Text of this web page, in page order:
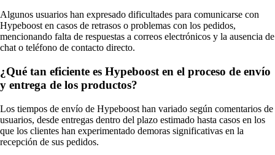
Algunos usuarios han expresado dificultades para comunicarse con
Hypeboost en casos de retrasos o problemas con los pedidos,
mencionando falta de respuestas a correos electrónicos y la ausencia de
chat o teléfono de contacto directo.
¿Qué tan eficiente es Hypeboost en el proceso de envío
y entrega de los productos?
Los tiempos de envío de Hypeboost han variado según comentarios de
usuarios, desde entregas dentro del plazo estimado hasta casos en los
que los clientes han experimentado demoras significativas en la
recepción de sus pedidos.